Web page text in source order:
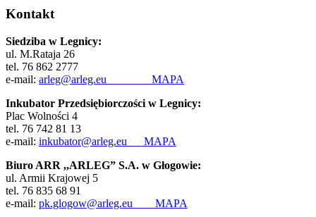
Kontakt
Siedziba w Legnicy:
ul. M.Rataja 26
tel. 76 862 2777
e-mail: arleg@arleg.eu MAPA
Inkubator Przedsiębiorczości w Legnicy:
Plac Wolności 4
tel. 76 742 81 13
e-mail: inkubator@arleg.eu MAPA
Biuro ARR ,,ARLEG” S.A. w Głogowie:
ul. Armii Krajowej 5
tel. 76 835 68 91
e-mail: pk.glogow@arleg.eu MAPA